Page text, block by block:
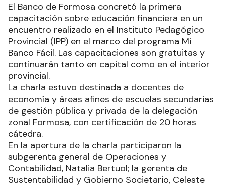
El Banco de Formosa concretó la primera
capacitación sobre educación financiera en un
encuentro realizado en el Instituto Pedagógico
Provincial (IPP) en el marco del programa Mi
Banco Fácil. Las capacitaciones son gratuitas y
continuarán tanto en capital como en el interior
provincial.
La charla estuvo destinada a docentes de
economía y áreas afines de escuelas secundarias
de gestión pública y privada de la delegación
zonal Formosa, con certificación de 20 horas
cátedra.
En la apertura de la charla participaron la
subgerenta general de Operaciones y
Contabilidad, Natalia Bertuol; la gerenta de
Sustentabilidad y Gobierno Societario, Celeste